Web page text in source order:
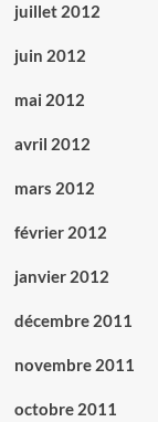
juillet 2012
juin 2012
mai 2012
avril 2012
mars 2012
février 2012
janvier 2012
décembre 2011
novembre 2011
octobre 2011